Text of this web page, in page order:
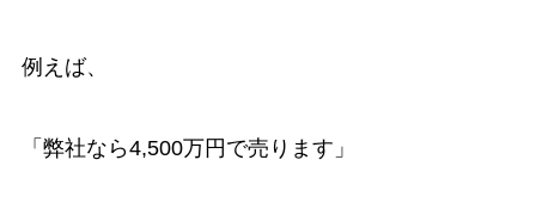
例えば、
「弊社なら4,500万円で売ります」